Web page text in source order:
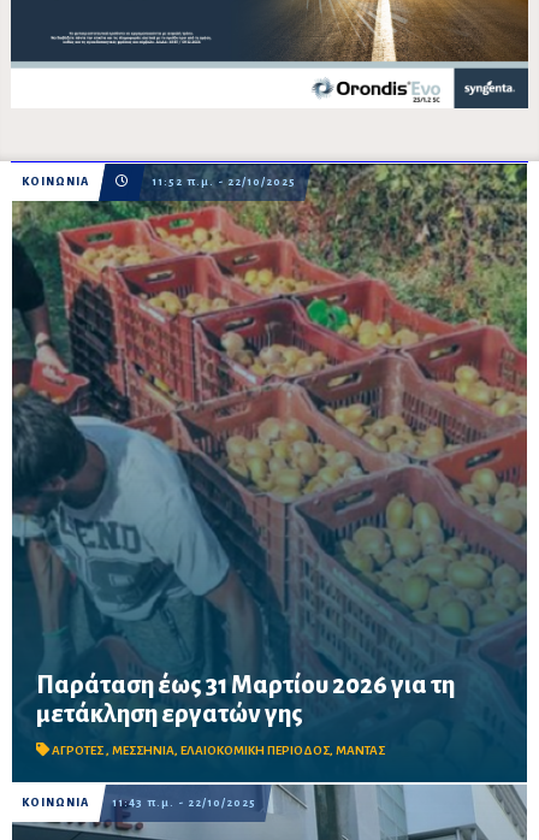
ΚΟΙΝΩΝΙΑ 11:52 π.μ. - 22/10/2025
Παράταση έως 31 Μαρτίου 2026 για τη
μετάκληση εργατών γης
ΑΓΡΟΤΕΣ , ΜΕΣΣΗΝΙΑ, ΕΛΑΙΟΚΟΜΙΚΗ ΠΕΡΙΟΔΟΣ, ΜΑΝΤΑΣ
Παράταση έως 31 Μαρτίου 2026 για τις μετακλήσεις εργατών γης
– Κυβερνητική παρέμβαση μετά από αίτημα του Περικλή Μαντά
για τη στήριξη της ελαιοκομικής περιόδου στη Μεσσηνία
ΚΟΙΝΩΝΙΑ 11:43 π.μ. - 22/10/2025